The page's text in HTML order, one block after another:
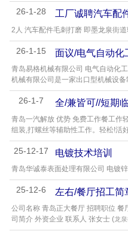
26-1-28 工厂诚聘汽车配
2人 汽车配件毛刺打磨 即墨龙泉街
26-1-15 面议/电气自动化
青岛易格机械有限公司 电气自动化
机械有限公司是一家出口型机械设
26-1-7 全/兼皆可//短期
青岛一汽解放 优势 免费工作餐工作
组装,打螺丝等辅助性工作。轻松!活
25-12-17 电镀技术培训
青岛华诚泰表面处理有限公司 电镀
25-12-6 左右/餐厅招工简
公司名称 青岛正大餐厅 招聘职位
司简介 外资企业 联系人 张女士 (龙